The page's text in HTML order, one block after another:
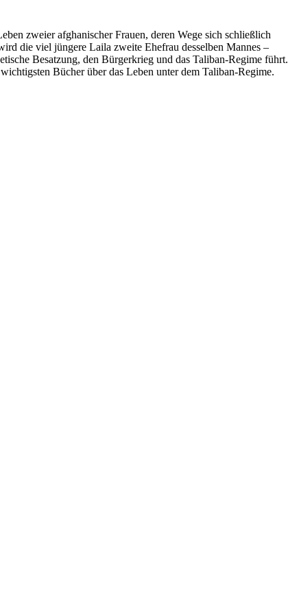
zweier afghanischer Frauen, deren Wege sich schließlich
die viel jüngere Laila zweite Ehefrau desselben Mannes –
Besatzung, den Bürgerkrieg und das Taliban-Regime führt.
Bücher über das Leben unter dem Taliban-Regime.